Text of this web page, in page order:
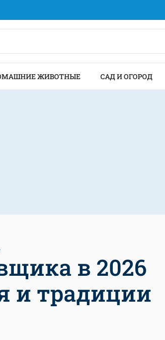
ЖИВОТНЫЕ САД И ОГОРОД
в 2026
и традиции